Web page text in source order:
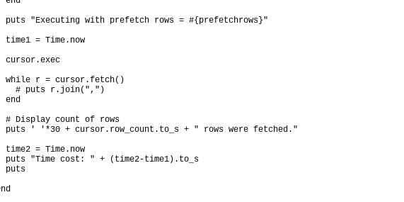
while r = cursor.fetch()
# puts r.join(",")
# Display count of rows
time2 = Time.now
puts "Time cost: " + (time2-time1).to_s